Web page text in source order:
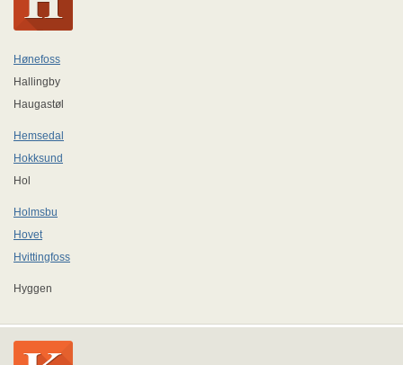
Hønefoss
Hallingby
Haugastøl
Hemsedal
Hokksund
Hol
Holmsbu
Hovet
Hvittingfoss
Hyggen